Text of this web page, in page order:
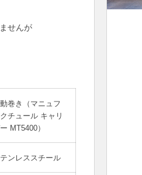
せんが
巻き（マニュフ
クチュール キャリ
MT5400）
ンレススチール